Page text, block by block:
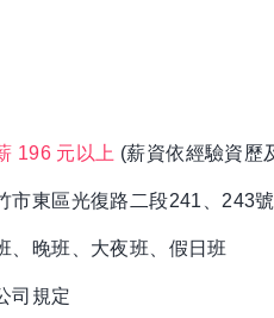
196 元以上 (薪資依經驗資歷
市東區光復路二段241、243號
、晚班、大夜班、假日班
司規定